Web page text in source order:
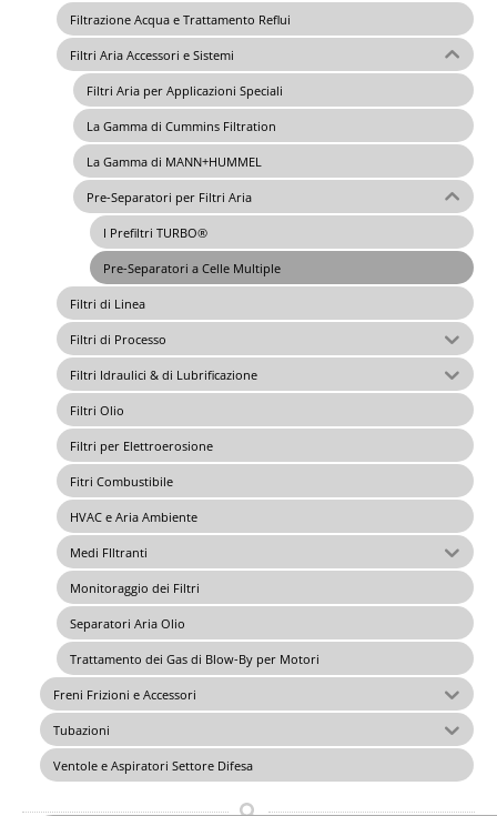
Filtrazione Acqua e Trattamento Reflui
Filtri Aria Accessori e Sistemi
Filtri Aria per Applicazioni Speciali
La Gamma di Cummins Filtration
La Gamma di MANN+HUMMEL
Pre-Separatori per Filtri Aria
I Prefiltri TURBO®
Pre-Separatori a Celle Multiple
Filtri di Linea
Filtri di Processo
Filtri Idraulici & di Lubrificazione
Filtri Olio
Filtri per Elettroerosione
Fitri Combustibile
HVAC e Aria Ambiente
Medi FIltranti
Monitoraggio dei Filtri
Separatori Aria Olio
Trattamento dei Gas di Blow-By per Motori
Freni Frizioni e Accessori
Tubazioni
Ventole e Aspiratori Settore Difesa